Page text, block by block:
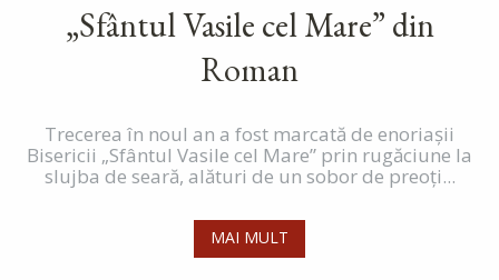
„Sfântul Vasile cel Mare” din
Roman
Trecerea în noul an a fost marcată de enoriașii
Bisericii „Sfântul Vasile cel Mare” prin rugăciune la
slujba de seară, alături de un sobor de preoți...
MAI MULT